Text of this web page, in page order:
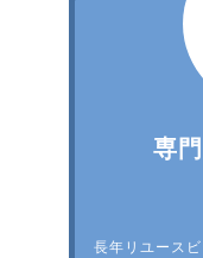
専
長年リユース